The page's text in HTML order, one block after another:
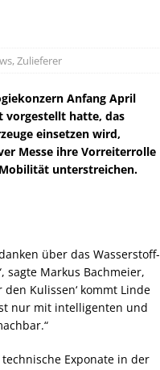
,Zulieferer
Anfang April
vorgestellt hatte, das
einsetzen wird,
Messe ihre Vorreiterrolle
unterstreichen.
über das Wasserstoff-
sagte Markus Bachmeier,
Kulissen‘ kommt Linde
nur mit intelligenten und
Exponate in der